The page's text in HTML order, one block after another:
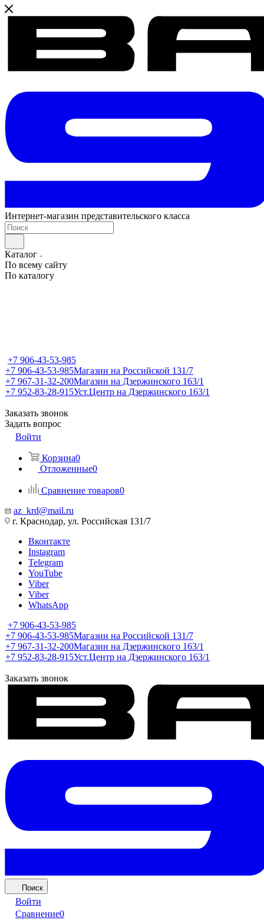
Интернет-магазин представительского класса
Каталог
По всему сайту
По каталогу
+7 906-43-53-985
+7 906-43-53-985Магазин на Российской 131/7
+7 967-31-32-200Магазин на Дзержинского 163/1
+7 952-83-28-915Уст.Центр на Дзержинского 163/1
Заказать звонок
Задать вопрос
Войти
Корзина0
Отложенные0
Сравнение товаров0
az_krd@mail.ru
г. Краснодар, ул. Российская 131/7
Вконтакте
Instagram
Telegram
YouTube
Viber
Viber
WhatsApp
+7 906-43-53-985
+7 906-43-53-985Магазин на Российской 131/7
+7 967-31-32-200Магазин на Дзержинского 163/1
+7 952-83-28-915Уст.Центр на Дзержинского 163/1
Заказать звонок
Поиск
Войти
Сравнение0